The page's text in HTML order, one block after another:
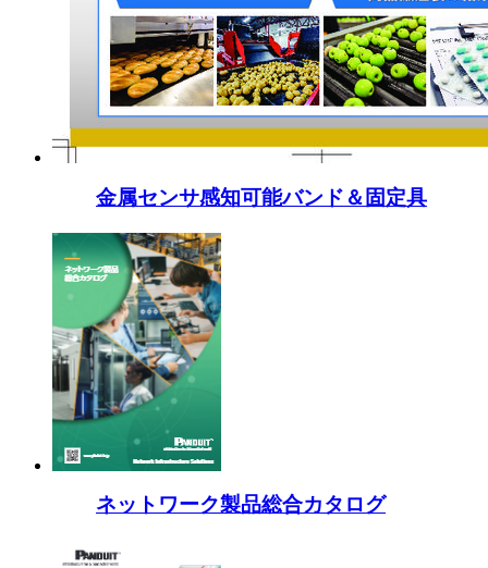
金属センサ感知可能バンド＆固定具
ネットワーク製品総合カタログ